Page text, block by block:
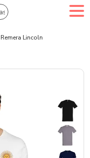
Ingresá
Remera Lincoln